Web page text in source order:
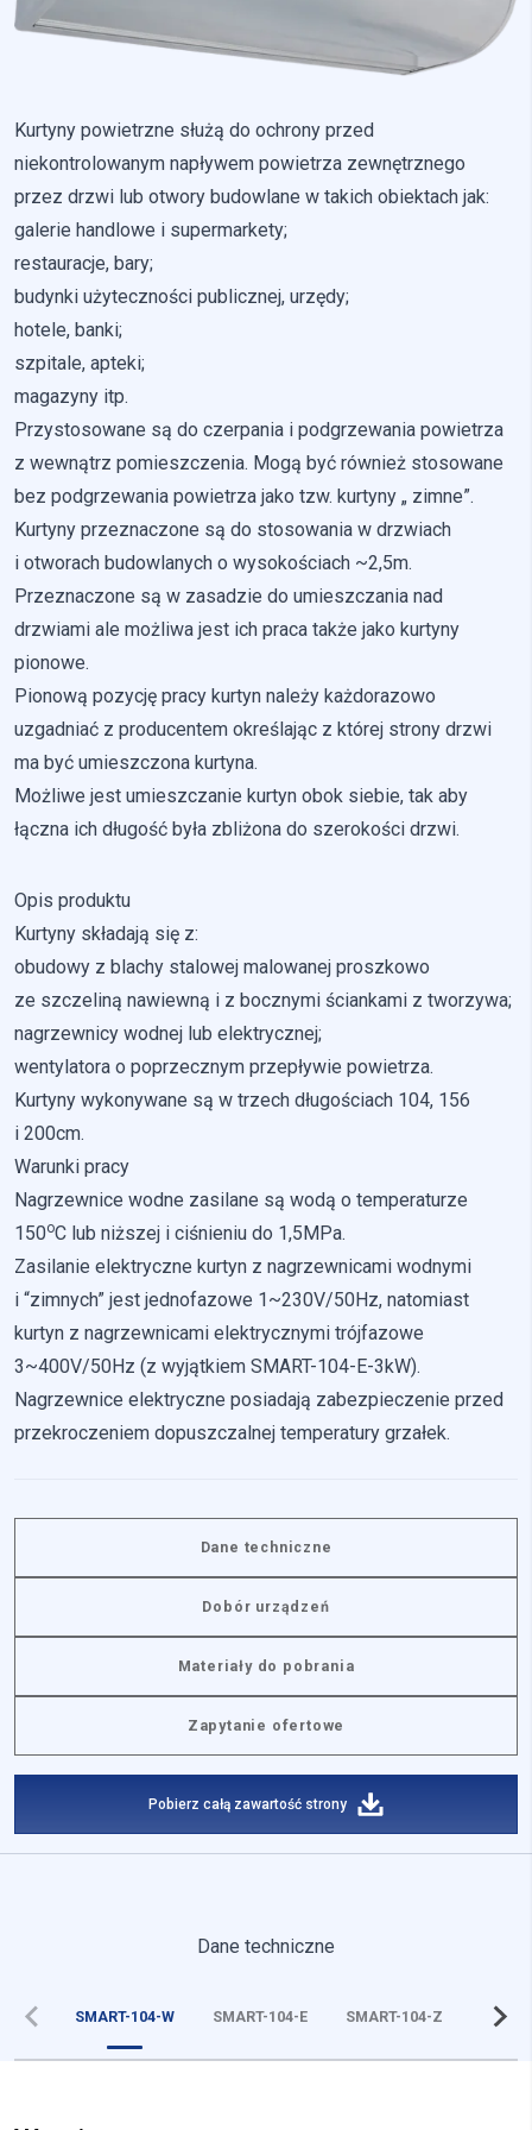
Kurtyny powietrzne służą do ochrony przed
niekontrolowanym napływem powietrza zewnętrznego
przez drzwi lub otwory budowlane w takich obiektach jak:
galerie handlowe i supermarkety;
restauracje, bary;
budynki użyteczności publicznej, urzędy;
hotele, banki;
szpitale, apteki;
magazyny itp.
Przystosowane są do czerpania i podgrzewania powietrza
z wewnątrz pomieszczenia. Mogą być również stosowane
bez podgrzewania powietrza jako tzw. kurtyny „ zimne”.
Kurtyny przeznaczone są do stosowania w drzwiach
i otworach budowlanych o wysokościach ~2,5m.
Przeznaczone są w zasadzie do umieszczania nad
drzwiami ale możliwa jest ich praca także jako kurtyny
pionowe.
Pionową pozycję pracy kurtyn należy każdorazowo
uzgadniać z producentem określając z której strony drzwi
ma być umieszczona kurtyna.
Możliwe jest umieszczanie kurtyn obok siebie, tak aby
łączna ich długość była zbliżona do szerokości drzwi.
Opis produktu
Kurtyny składają się z:
obudowy z blachy stalowej malowanej proszkowo
ze szczeliną nawiewną i z bocznymi ściankami z tworzywa;
nagrzewnicy wodnej lub elektrycznej;
wentylatora o poprzecznym przepływie powietrza.
Kurtyny wykonywane są w trzech długościach 104, 156
i 200cm.
Warunki pracy
Nagrzewnice wodne zasilane są wodą o temperaturze
150oC lub niższej i ciśnieniu do 1,5MPa.
Zasilanie elektryczne kurtyn z nagrzewnicami wodnymi
i “zimnych” jest jednofazowe 1~230V/50Hz, natomiast
kurtyn z nagrzewnicami elektrycznymi trójfazowe
3~400V/50Hz (z wyjątkiem SMART-104-E-3kW).
Nagrzewnice elektryczne posiadają zabezpieczenie przed
przekroczeniem dopuszczalnej temperatury grzałek.
Dane techniczne
Dobór urządzeń
Materiały do pobrania
Zapytanie ofertowe
Pobierz całą zawartość strony
Dane techniczne
SMART-104-W SMART-104-E SMART-104-Z
zapamiętanie informacji, które zmieniają wygląd lub
funkcjonowanie strony, np. preferowany język lub region, w
Statystyka
internetowych zrozumieć, w jaki sposób różni użytkownicy
zachowują się na stronie, gromadząc i zgłaszając anonimowe
informacje.
Marketing
Marketingowe pliki cookie stosowane są w celu śledzenia
użytkowników na stronach internetowych. Celem jest
wyświetlanie reklam, które są istotne i interesujące dla
poszczególnych użytkowników i tym samym bardziej cenne dla
wydawców i reklamodawców strony trzeciej.
Nieklasyfikowane
Nieklasyfikowane pliki cookie, to pliki, które są w procesie
klasyfikowania, wraz z dostawcami poszczególnych
ciasteczek.
Odrzuć
Zapisz moje preferencje
Akceptuj wszystko